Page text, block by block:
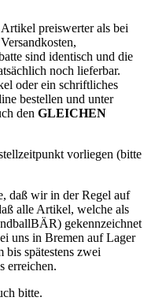
preiswerter als bei
sind identisch und die
noch lieferbar.
oder ein schriftliches
bestellen und unter
den GLEICHEN
vorliegen (bitte
daß wir in der Regel auf
alle Artikel, welche als
gekennzeichnet
uns in Bremen auf Lager
spätestens zwei
erreichen.
bitte.